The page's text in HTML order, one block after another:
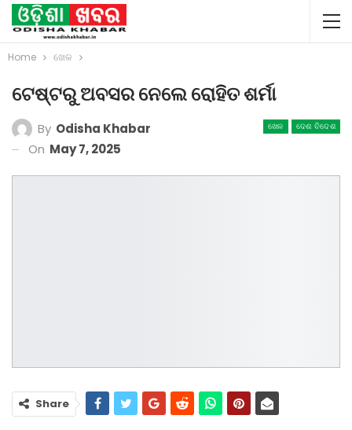
Home ଖେଳ
ଟେଷ୍ଟରୁ ଅବସର ନେଲେ ରୋହିତ ଶର୍ମା
ଖେଳ ଦେଶ ବିଦେଶ
By Odisha Khabar
On May 7, 2025
Share